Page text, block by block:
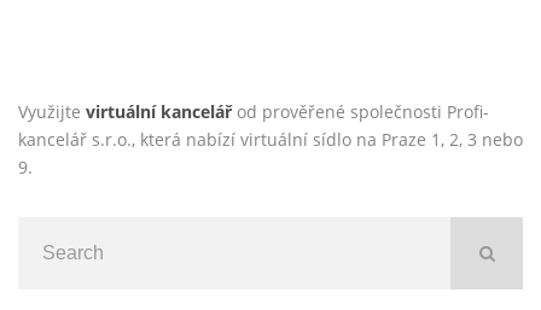
Využijte virtuální kancelářod prověřené společnosti Profi-
kancelář s.r.o., která nabízí virtuální sídlo na Praze 1, 2, 3 nebo
9.